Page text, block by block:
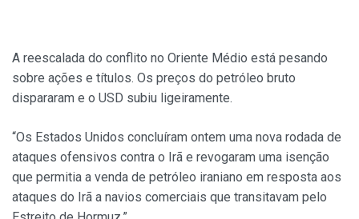
A reescalada do conflito no Oriente Médio está pesando
sobre ações e títulos. Os preços do petróleo bruto
dispararam e o USD subiu ligeiramente.
“Os Estados Unidos concluíram ontem uma nova rodada de
ataques ofensivos contra o Irã e revogaram uma isenção
que permitia a venda de petróleo iraniano em resposta aos
ataques do Irã a navios comerciais que transitavam pelo